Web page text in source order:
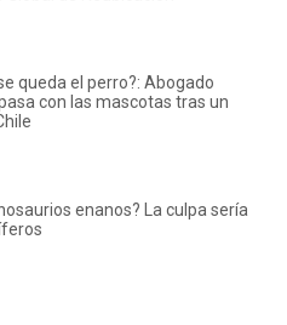
queda el perro?: Abogado
con las mascotas tras un
enanos? La culpa sería